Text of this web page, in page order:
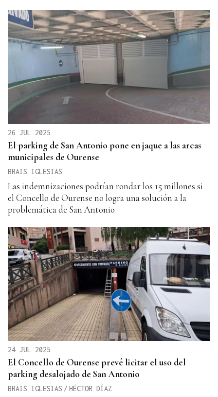
26 JUL 2025
El parking de San Antonio pone en jaque a las arcas
municipales de Ourense
BRAIS IGLESIAS
Las indemnizaciones podrían rondar los 15 millones si
el Concello de Ourense no logra una solución a la
problemática de San Antonio
24 JUL 2025
El Concello de Ourense prevé licitar el uso del
parking desalojado de San Antonio
BRAIS IGLESIAS / HÉCTOR DÍAZ